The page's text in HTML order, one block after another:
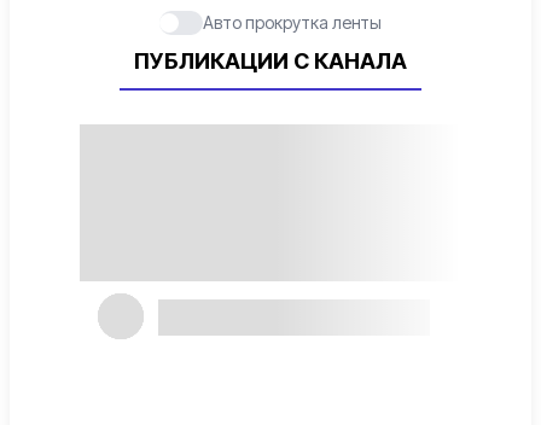
Авто прокрутка ленты
ПУБЛИКАЦИИ С КАНАЛА